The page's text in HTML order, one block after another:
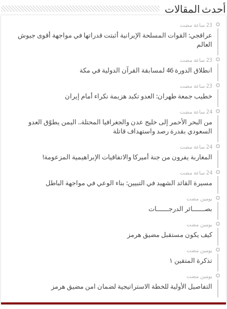
أحدث المقالات
عراقجي: القوات المسلحة الإيرانية أثبتت قدراتها في مواجهة أقوى جيوش
العالم
انطلاق الدورة 46 لمسابقة القرآن الدولية في مكة
خطيب جمعة طهران: العدو تكبد هزيمة نكراء أمام إيران
‏24 ساعة مضت
من البحر الأحمر إلى خليج عدن والجغرافيا المحتلة.. اليمن يطوّق العدو
السعودي بقدرة رصد واستهداف قاتلة
‏24 ساعة مضت
المغاربة يفرون من جنة أميركا والاتفاقيات الإبراهيمية المزعومة!
‏24 ساعة مضت
مسيرة القائد الشهيد في التبيين: بناء الوعي في مواجهة الباطل
‏يومين مضت
بصــــــائر الدرجــــــات
‏يومين مضت
كيف يكون مستقبل مضيق هرمز
‏يومين مضت
تذكرة المتقين ١
‏يومين مضت
التفاصيل الأولية للخطة الاستراتيجية لضمان امن مضيق هرمز